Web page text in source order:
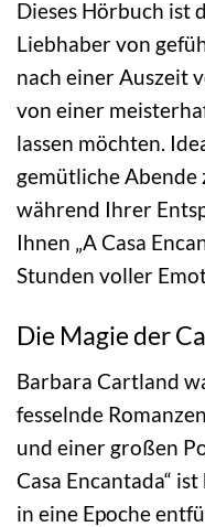
Dieses Hörbuch ist
Liebhaber von
nach einer Auszeit
von einer
lassen möchten.
gemütliche Abende
während Ihrer
Ihnen „A Casa
Stunden voller
Die Magie der
Barbara Cartland
fesselnde
und einer großen
Casa Encantada“
in eine Epoche